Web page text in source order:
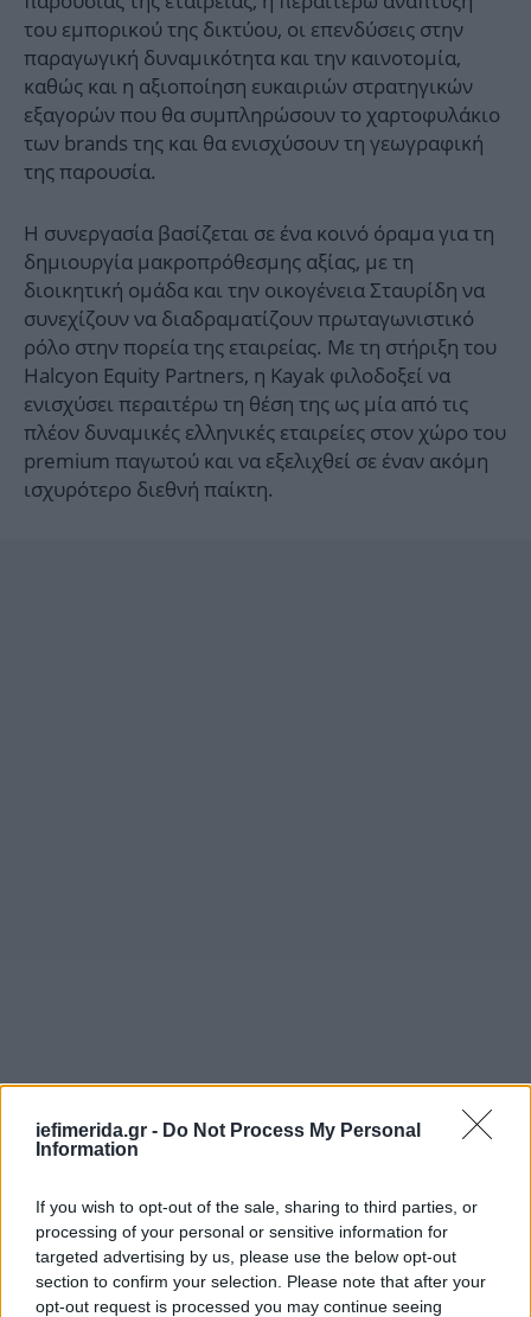
iefimerida.gr - Do Not Process My Personal
Information
If you wish to opt-out of the sale, sharing to third parties, or
processing of your personal or sensitive information for
targeted advertising by us, please use the below opt-out
section to confirm your selection. Please note that after your
opt-out request is processed you may continue seeing
του εμπορικού της δικτύου, οι επενδύσεις στην
παραγωγική δυναμικότητα και την καινοτομία,
καθώς και η αξιοποίηση ευκαιριών στρατηγικών
εξαγορών που θα συμπληρώσουν το χαρτοφυλάκιο
των brands της και θα ενισχύσουν τη γεωγραφική
της παρουσία.
Η συνεργασία βασίζεται σε ένα κοινό όραμα για τη
δημιουργία μακροπρόθεσμης αξίας, με τη
διοικητική ομάδα και την οικογένεια Σταυρίδη να
συνεχίζουν να διαδραματίζουν πρωταγωνιστικό
ρόλο στην πορεία της εταιρείας. Με τη στήριξη του
Halcyon Equity Partners, η Kayak φιλοδοξεί να
ενισχύσει περαιτέρω τη θέση της ως μία από τις
πλέον δυναμικές ελληνικές εταιρείες στον χώρο του
premium παγωτού και να εξελιχθεί σε έναν ακόμη
ισχυρότερο διεθνή παίκτη.